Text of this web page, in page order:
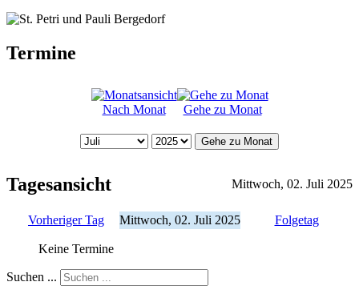
Termine
Nach Monat Gehe zu Monat
Gehe zu Monat
Tagesansicht Mittwoch, 02. Juli 2025
Vorheriger Tag Mittwoch, 02. Juli 2025 Folgetag
Keine Termine
Suchen ...